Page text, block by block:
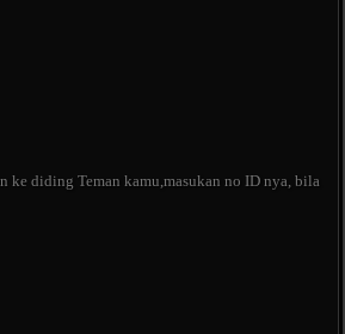
ke diding Teman kamu,masukan no ID nya, bila